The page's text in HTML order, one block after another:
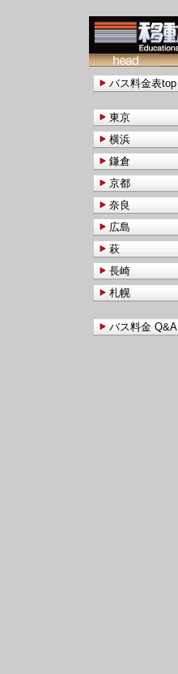
バス料金表top
東京
横浜
鎌倉
京都
奈良
広島
萩
長崎
札幌
バス料金 Q&A